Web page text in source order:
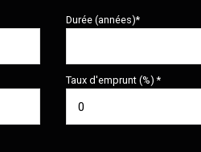
Durée (années)*
Taux d'emprunt (%) *